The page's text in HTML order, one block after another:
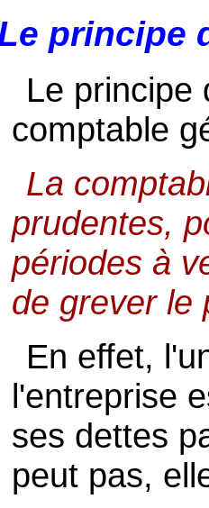
principe
Le principe
comptable
La
prudentes,
périodes à
de grever le
En effet,
l'entreprise
ses dettes
peut pas,